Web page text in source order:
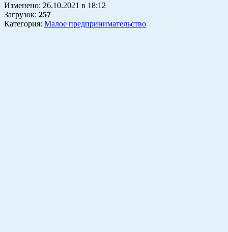
Изменено: 26.10.2021 в 18:12
Загрузок: 257
Категория: Малое предпринимательство